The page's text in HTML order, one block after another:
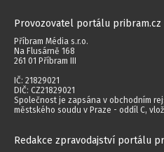
Provozovatel portálu pribram.cz
Příbram Média s.r.o.
Na Flusárně 168
261 01 Příbram III
IČ: 21829021
DIČ: CZ21829021
Společnost je zapsána v obchodním
městského soudu v Praze - oddíl C,
Redakce zpravodajství portálu